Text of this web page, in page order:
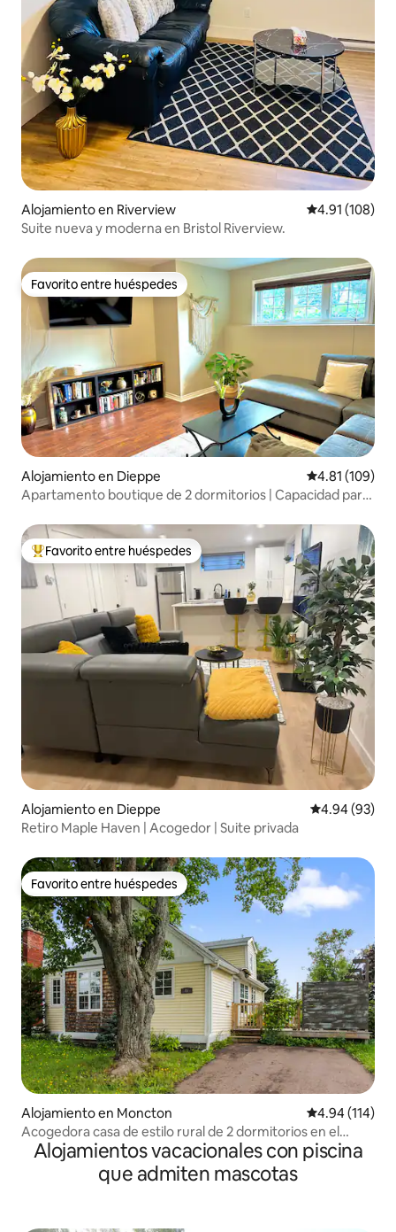
Alojamiento en Riverview Calificación
4.91 (108)
Suite nueva y moderna en Bristol Riverview.
Favorito entre huéspedes
Favorito entre huéspedes
Alojamiento en Dieppe Calificación
4.81 (109)
Apartamento boutique de 2 dormitorios | Capacidad para
Favorito entre huéspedes preferido
Favorito entre huéspedes
Alojamiento en Dieppe Calificación
4.94 (93)
Retiro Maple Haven | Acogedor | Suite privada
Favorito entre huéspedes
Favorito entre huéspedes
Alojamiento en Moncton Calificación
4.94 (114)
Acogedora casa de estilo rural de 2 dormitorios en el
centro de Moncton
Alojamientos vacacionales con piscina
que admiten mascotas